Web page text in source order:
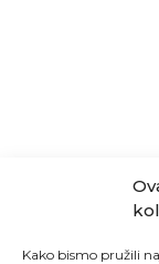
Kako bismo pružili